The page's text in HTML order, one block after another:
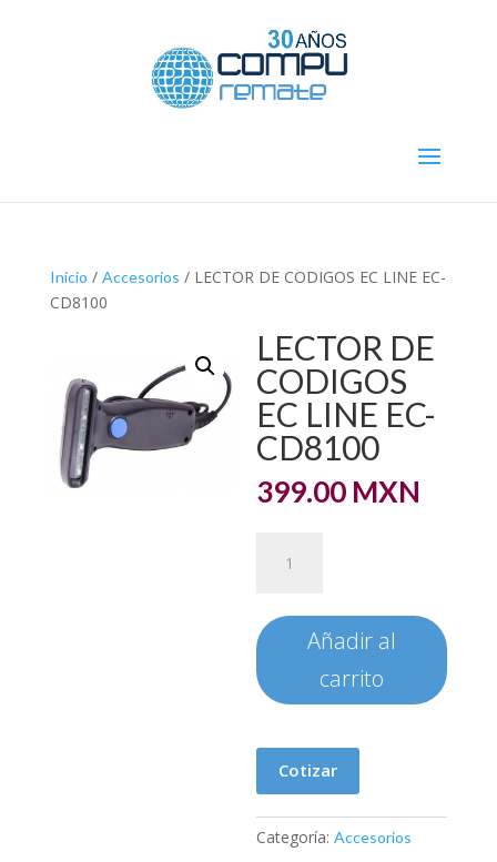
Inicio / Accesorios / LECTOR DE CODIGOS EC LINE EC-
CD8100
LECTOR DE
CODIGOS
EC LINE EC-
CD8100
399.00 MXN
EC
LINE
EC-
CD8100
Añadir al
carrito
Cotizar
Categoría:Accesorios